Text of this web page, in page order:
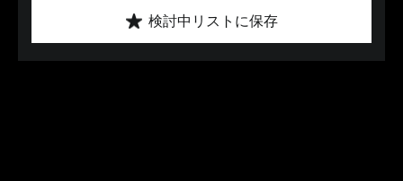
検討中リストに保存